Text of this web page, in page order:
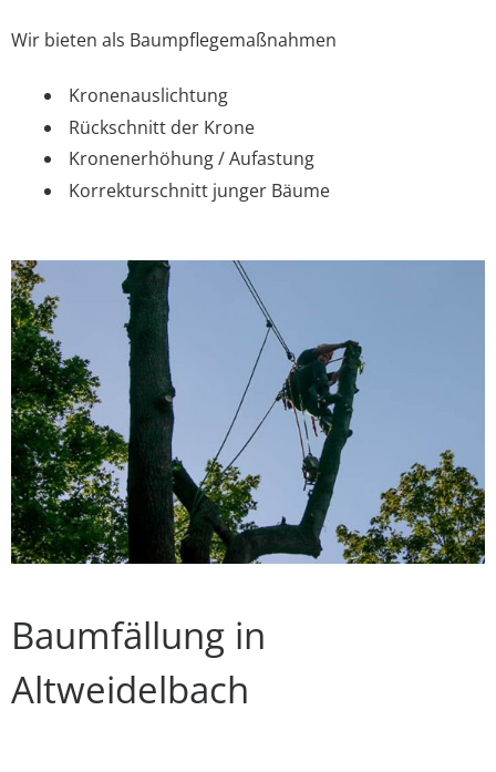
Wir bieten als Baumpflegemaßnahmen
Kronenauslichtung
Rückschnitt der Krone
Kronenerhöhung / Aufastung
Korrekturschnitt junger Bäume
Baumfällung in
Altweidelbach